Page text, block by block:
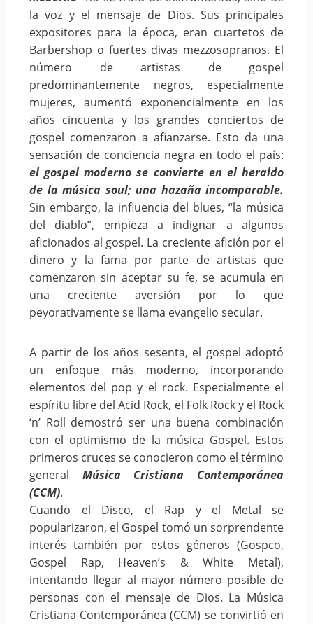
la voz y el mensaje de Dios. Sus principales
expositores para la época, eran cuartetos de
Barbershop o fuertes divas mezzosopranos. El
número de artistas de gospel
predominantemente negros, especialmente
mujeres, aumentó exponencialmente en los
años cincuenta y los grandes conciertos de
gospel comenzaron a afianzarse. Esto da una
sensación de conciencia negra en todo el país:
el gospel moderno se convierte en el heraldo
de la música soul; una hazaña incomparable.
Sin embargo, la influencia del blues, “la música
del diablo”, empieza a indignar a algunos
aficionados al gospel. La creciente afición por el
dinero y la fama por parte de artistas que
comenzaron sin aceptar su fe, se acumula en
una creciente aversión por lo que
peyorativamente se llama evangelio secular.
A partir de los años sesenta, el gospel adoptó
un enfoque más moderno, incorporando
elementos del pop y el rock. Especialmente el
espíritu libre del Acid Rock, el Folk Rock y el Rock
‘n’ Roll demostró ser una buena combinación
con el optimismo de la música Gospel. Estos
primeros cruces se conocieron como el término
general Música Cristiana Contemporánea
(CCM).
Cuando el Disco, el Rap y el Metal se
popularizaron, el Gospel tomó un sorprendente
interés también por estos géneros (Gospco,
Gospel Rap, Heaven’s & White Metal),
intentando llegar al mayor número posible de
personas con el mensaje de Dios. La Música
Cristiana Contemporánea (CCM) se convirtió en